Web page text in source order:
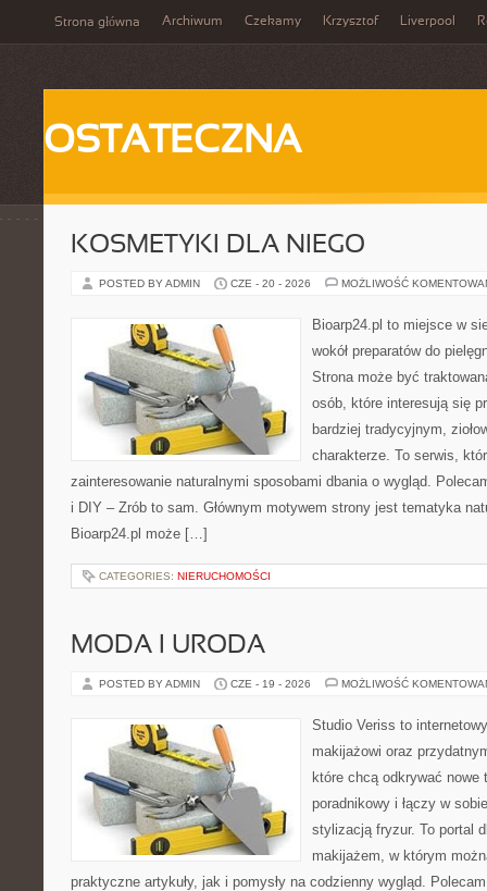
Strona główna Archiwum Czekamy Krzysztof Liverpool
OSTATECZNA
KOSMETYKI DLA NIEGO
POSTED BY ADMIN CZE - 20 - 2026 MOŻLIWOŚĆ
Bioarp24.pl to miejsce w
wokół preparatów do
Strona może być
osób, które interesują się
bardziej tradycyjnym,
charakterze. To serwis,
zainteresowanie naturalnymi sposobami dbania o wygląd.
i DIY – Zrób to sam. Głównym motywem strony jest tematyka
Bioarp24.pl może […]
CATEGORIES: NIERUCHOMOŚCI
MODA I URODA
POSTED BY ADMIN CZE - 19 - 2026 MOŻLIWOŚĆ
Studio Veriss to
makijażowi oraz
które chcą odkrywać nowe
poradnikowy i łączy w
stylizacją fryzur. To portal
makijażem, w którym
praktyczne artykuły, jak i pomysły na codzienny wygląd.